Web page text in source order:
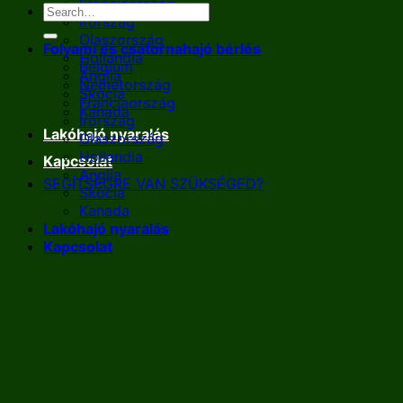
Franciaország
Írország
Olaszország
Hollandia
Anglia
Skócia
Kanada
Lakóhajó nyaralás
Kapcsolat
SEGÍTSÉGRE VAN SZÜKSÉGED?
Folyami és csatornahajó bérlés
Belgium
Németország
Franciaország
Írország
Olaszország
Hollandia
Anglia
Skócia
Kanada
Lakóhajó nyaralás
Kapcsolat